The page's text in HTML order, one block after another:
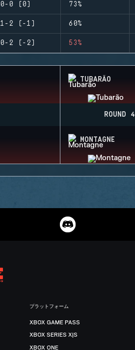
0-0 (0) 73%
1-2 (-1) 60%
0-2 (-2) 53%
TUBARÃO
ROUND 4
MONTAGNE
プラットフォーム
XBOX GAME PASS
XBOX SERIES X|S
XBOX ONE